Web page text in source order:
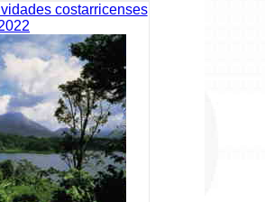
costarricenses